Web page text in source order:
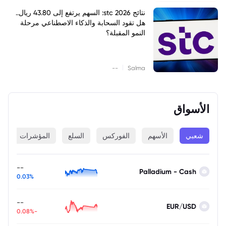
نتائج stc 2026: السهم يرتفع إلى 43.80 ريال..
هل تقود السحابة والذكاء الاصطناعي مرحلة
النمو المقبلة؟
Salma
--
الأسواق
شعبي الأسهم الفوركس السلع المؤشرات
Palladium - Cash
--
0.03%
EUR/USD
--
-0.08%